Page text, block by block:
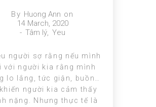
By Huong Ann on
14 March, 2020
- Tâm lý,Yeu
người sợ rằng nếu mình
với người kia rằng mình
lo lắng, tức giận, buồn…
người kia cảm thấy
nặng. Nhưng thực tế là